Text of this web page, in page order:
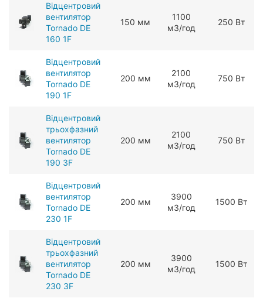
Відцентровий
вентилятор
Tornado DE
160 1F
150 мм
1100
мЗ/год
250 Вт
Відцентровий
вентилятор
Tornado DE
190 1F
200 мм
2100
мЗ/год
750 Вт
Відцентровий
трьохфазний
вентилятор
Tornado DE
190 3F
200 мм
2100
мЗ/год
750 Вт
Відцентровий
вентилятор
Tornado DE
230 1F
200 мм
3900
мЗ/год
1500 Вт
Відцентровий
трьохфазний
вентилятор
Tornado DE
230 3F
200 мм
3900
мЗ/год
1500 Вт